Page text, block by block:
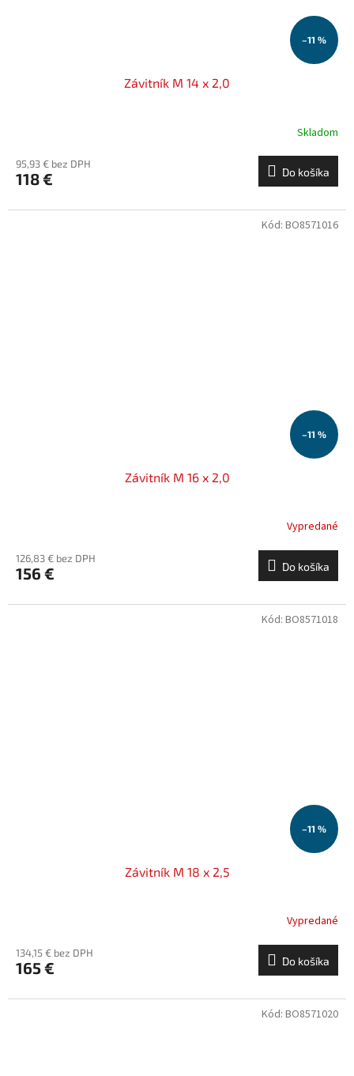
–11 %
Závitník M 14 x 2,0
Skladom
95,93 € bez DPH
118 € Do košíka
–11 %
Závitník M 16 x 2,0
Vypredané
126,83 € bez DPH
156 € Do košíka
Kód: BO8571016
–11 %
Závitník M 18 x 2,5
Vypredané
134,15 € bez DPH
165 € Do košíka
Kód: BO8571018
Kód: BO8571020